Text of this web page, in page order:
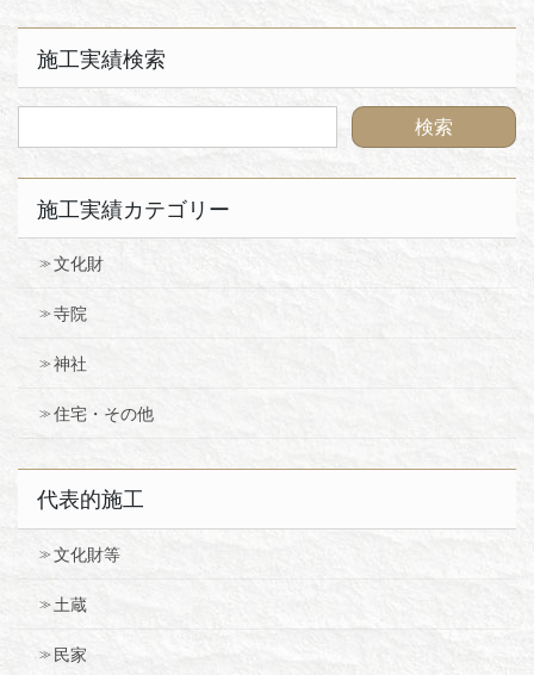
施工実績検索
施工実績カテゴリー
文化財
寺院
神社
住宅・その他
代表的施工
文化財等
土蔵
民家